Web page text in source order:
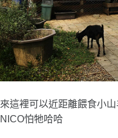
來這裡可以近距離餵食小山
NICO怕牠哈哈